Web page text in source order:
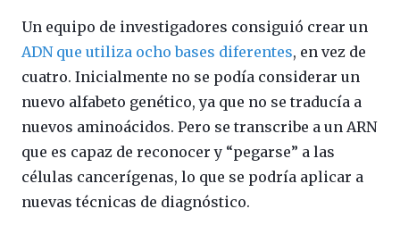
Un equipo de investigadores consiguió crear un
ADN que utiliza ocho bases diferentes, en vez de
cuatro. Inicialmente no se podía considerar un
nuevo alfabeto genético, ya que no se traducía a
nuevos aminoácidos. Pero se transcribe a un ARN
que es capaz de reconocer y “pegarse” a las
células cancerígenas, lo que se podría aplicar a
nuevas técnicas de diagnóstico.